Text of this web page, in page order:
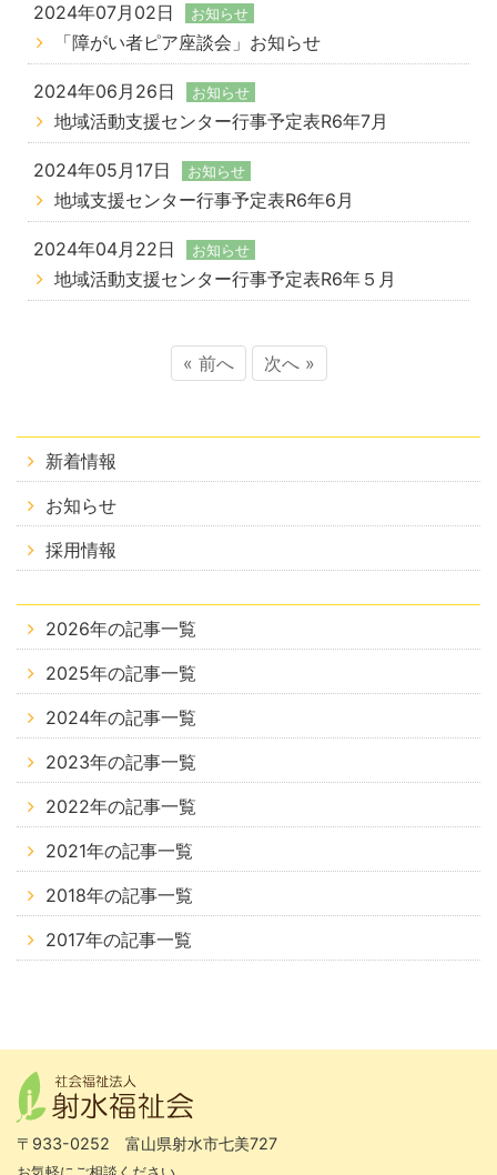
2024年07月02日 お知らせ
「障がい者ピア座談会」お知らせ
2024年06月26日 お知らせ
地域活動支援センター行事予定表R6年7月
2024年05月17日 お知らせ
地域支援センター行事予定表R6年6月
2024年04月22日 お知らせ
地域活動支援センター行事予定表R6年５月
« 前へ 次へ »
新着情報
お知らせ
採用情報
2026年の記事一覧
2025年の記事一覧
2024年の記事一覧
2023年の記事一覧
2022年の記事一覧
2021年の記事一覧
2018年の記事一覧
2017年の記事一覧
〒933-0252 富山県射水市七美727